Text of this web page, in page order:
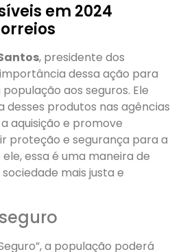
em 2024
, presidente dos
dessa ação para
aos seguros. Ele
desses produtos nas agências
aquisição e promove
proteção e segurança para a
essa é uma maneira de
mais justa e
a população poderá